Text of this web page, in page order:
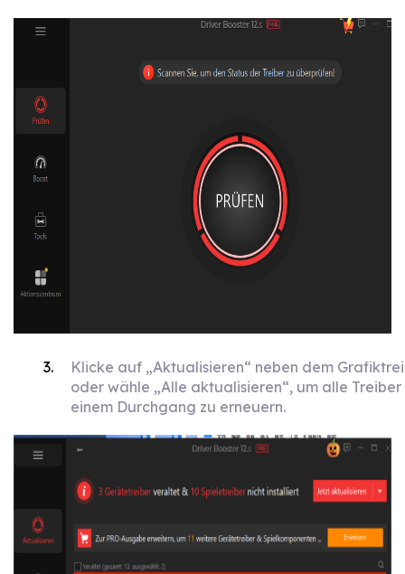
Klicke auf „Aktualisieren“ neben dem
oder wähle „Alle aktualisieren“, um alle Treiber
einem Durchgang zu erneuern.